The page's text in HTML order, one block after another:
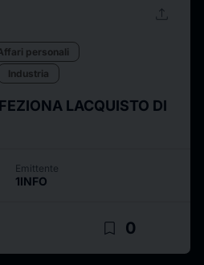
upload
personali
Industria
LACQUISTO DI
Emittente
1INFO
bookmark_border 0